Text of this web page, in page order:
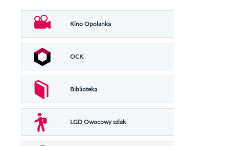
Kino Opolanka
OCK
Biblioteka
LGD Owocowy szlak